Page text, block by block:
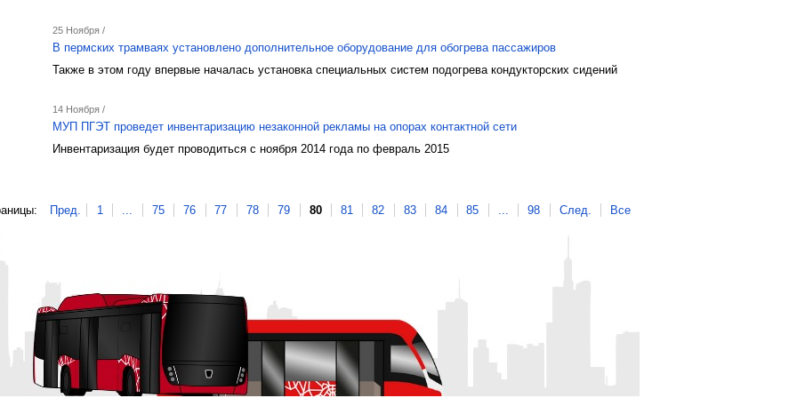
25 Ноября /
В пермских трамваях установлено дополнительное оборудование для обогрева пассажиров
Также в этом году впервые началась установка специальных систем подогрева кондукторских сидений
14 Ноября /
МУП ПГЭТ проведет инвентаризацию незаконной рекламы на опорах контактной сети
Инвентаризация будет проводиться с ноября 2014 года по февраль 2015
Пред. 1 75 76 77 78 79 80 81 82 83 84 85 98 След. Все